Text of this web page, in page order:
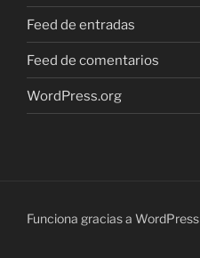
Feed de entradas
Feed de comentarios
WordPress.org
Funciona gracias a WordPress